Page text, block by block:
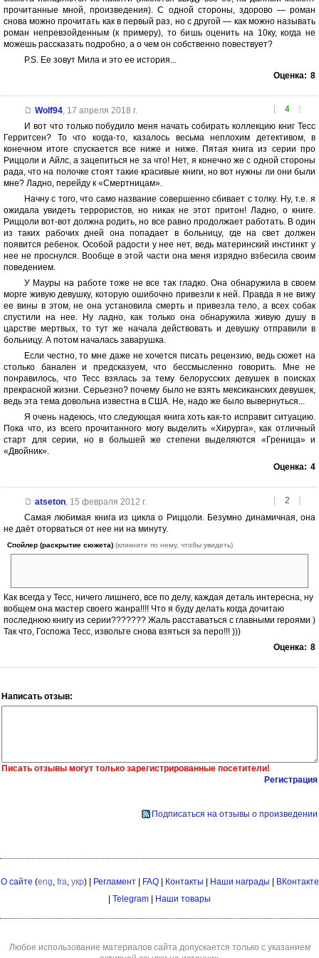
прочитанные мной, произведения). С одной стороны, здорово — роман
снова можно прочитать как в первый раз, но с другой — как можно называть
роман непревзойденным (к примеру), то бишь оценить на 10ку, когда не
можешь рассказать подробно, а о чем он собственно повествует?
P.S. Ее зовут Мила и это ее история...
Оценка: 8
[ 4 ]
Wolf94, 17 апреля 2018 г.
И вот что только побудило меня начать собирать коллекцию книг Тесс
Герритсен? То что когда-то, казалось весьма неплохим детективом, в
конечном итоге спускается все ниже и ниже. Пятая книга из серии про
Риццоли и Айлс, а зацепиться не за что! Нет, я конечно же с одной стороны
рада, что на полочке стоят такие красивые книги, но вот нужны ли они были
мне? Ладно, перейду к «Смертницам».
Начну с того, что само название совершенно сбивает с толку. Ну, т.е. я
ожидала увидеть террористов, но никак не этот притон! Ладно, о книге.
Риццоли вот-вот должна родить, но все равно продолжает работать. В один
из таких рабочих дней она попадает в больницу, где на свет должен
появится ребенок. Особой радости у нее нет, ведь материнский инстинкт у
нее не проснулся. Вообще в этой части она меня изрядно взбесила своим
поведением.
У Мауры на работе тоже не все так гладко. Она обнаружила в своем
морге живую девушку, которую ошибочно привезли к ней. Правда я не вижу
ее вины в этом, не она установила смерть и привезла тело, а всех собак
спустили на нее. Ну ладно, как только она обнаружила живую душу в
царстве мертвых, то тут же начала действовать и девушку отправили в
больницу. А потом началась заварушка.
Если честно, то мне даже не хочется писать рецензию, ведь сюжет на
столько банален и предсказуем, что бессмысленно говорить. Мне не
понравилось, что Тесс взялась за тему белорусских девушек в поисках
прекрасной жизни. Серьезно? почему было не взять мексиканских девушек,
ведь эта тема довольна известна в США. Не, надо же было вывернуться...
Я очень надеюсь, что следующая книга хоть как-то исправит ситуацию.
Пока что, из всего прочитанного могу выделить «Хирурга», как отличный
старт для серии, но в большей же степени выделяются «Греница» и
«Двойник».
Оценка: 4
[ 2 ]
atseton, 15 февраля 2012 г.
Самая любимая книга из цикла о Риццоли. Безумно динамичная, она
не даёт оторваться от нее ни на минуту.
Спойлер (раскрытие сюжета) (кликните по нему, чтобы увидеть)
Как всегда у Тесс, ничего лишнего, все по делу, каждая деталь интересна, ну
вобщем она мастер своего жанра!!!! Что я буду делать когда дочитаю
последнюю книгу из серии??????? Жаль расставаться с главными героями )
Так что, Госпожа Тесс, извольте снова взяться за перо!!! )))
Оценка: 8
Написать отзыв:
Писать отзывы могут только зарегистрированные посетители!
Регистрация
Подписаться на отзывы о произведении
О сайте (eng fra укр) | Регламент| FAQ| Контакты | Наши награды | ВКонтакте
| Telegram | Наши товары
Любое использование материалов сайта допускается только с указанием